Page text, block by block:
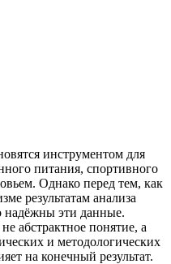
инструментом для
питания, спортивного
Однако перед тем, как
результатам анализа
надёжны эти данные.
абстрактное понятие, а
и методологических
на конечный результат.